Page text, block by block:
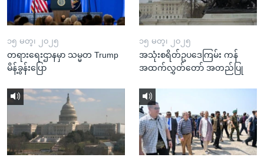
၁၅ မတ္၊ ၂၀၂၅
တရားရေးဌာနမှာ သမ္မတ Trump
မိန့်ခွန်းပြော
၁၅ မတ္၊ ၂၀၂၅
အသုံးစရိတ်ဥပဒေကြမ်း ကန်
အထက်လွှတ်တော် အတည်ပြု